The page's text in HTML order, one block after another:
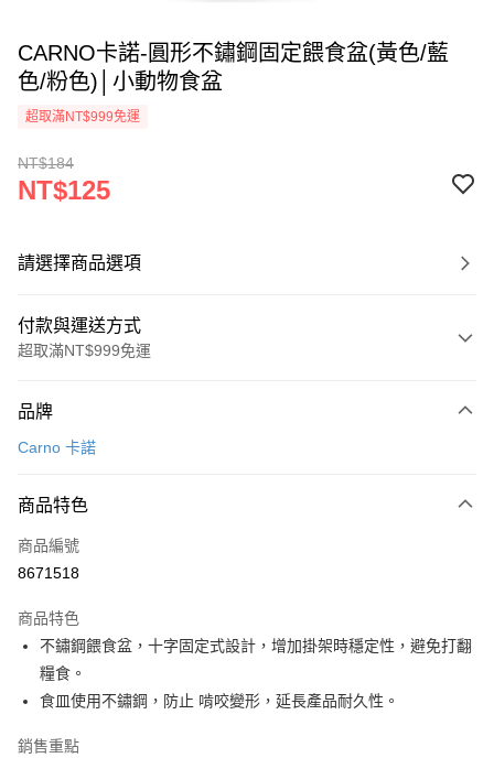
CARNO卡諾-圓形不鏽鋼固定餵食盆(黃色/藍
色/粉色)│小動物食盆
超取滿NT$999免運
NT$184
NT$125
請選擇商品選項
付款與運送方式
超取滿NT$999免運
信用卡一次付款
3 期 0 利率 每期
合作金庫商業銀行
上海商業儲蓄銀行
臺灣中小企業銀行
匯豐（台灣）商業銀行
華泰商業銀行
聯邦商業銀行
元大商業銀行
永豐商業銀行
台新國際商業銀行
超商取貨付款
LINE Pay
Apple Pay
街口支付
悠遊付
Google Pay
品牌
Carno 卡諾
商品特色
商品編號
8671518
商品特色
不鏽鋼餵食盆，十字固定式設計，增加掛架時穩定性，避免打翻
糧食。
食皿使用不鏽鋼，防止 啃咬變形，延長產品耐久性。
銷售重點